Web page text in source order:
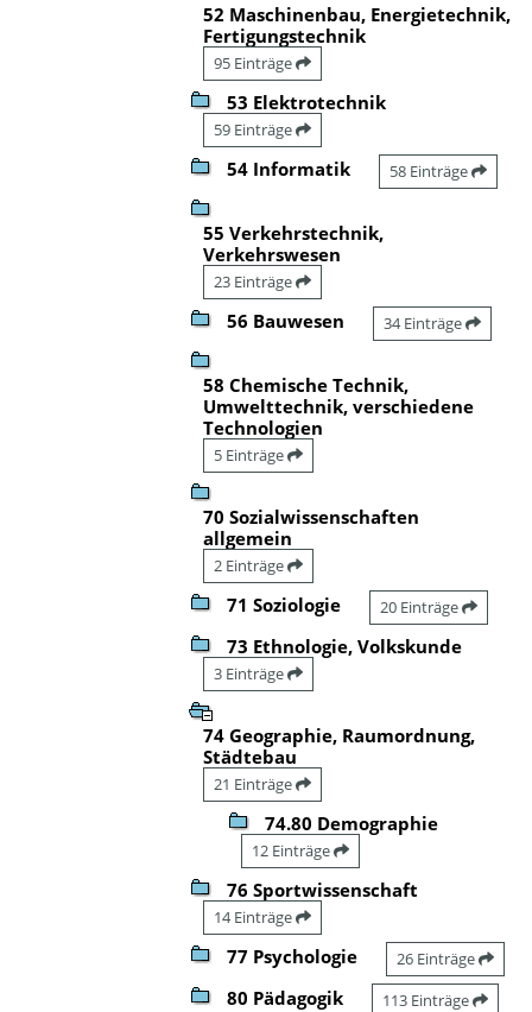
52 Maschinenbau, Energietechnik,
Fertigungstechnik
95 Einträge
53 Elektrotechnik
59 Einträge
54 Informatik 58 Einträge
55 Verkehrstechnik,
Verkehrswesen
23 Einträge
56 Bauwesen 34 Einträge
58 Chemische Technik,
Umwelttechnik, verschiedene
Technologien
5 Einträge
70 Sozialwissenschaften
allgemein
2 Einträge
71 Soziologie 20 Einträge
73 Ethnologie, Volkskunde
3 Einträge
74 Geographie, Raumordnung,
Städtebau
21 Einträge
74.80 Demographie
12 Einträge
76 Sportwissenschaft
14 Einträge
77 Psychologie 26 Einträge
80 Pädagogik 113 Einträge